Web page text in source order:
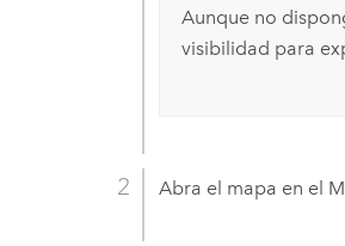
Aunque no
visibilidad para
Abra el mapa en el